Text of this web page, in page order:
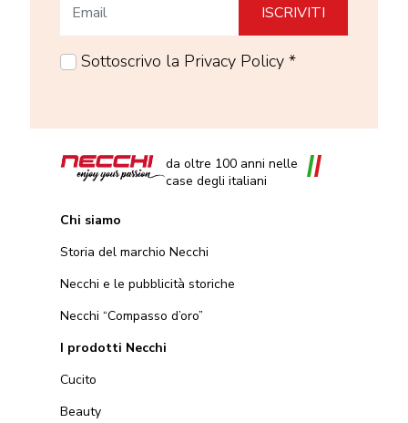
Sottoscrivo la Privacy Policy *
da oltre 100 anni nelle
case degli italiani
Chi siamo
Storia del marchio Necchi
Necchi e le pubblicità storiche
Necchi “Compasso d’oro”
I prodotti Necchi
Cucito
Beauty